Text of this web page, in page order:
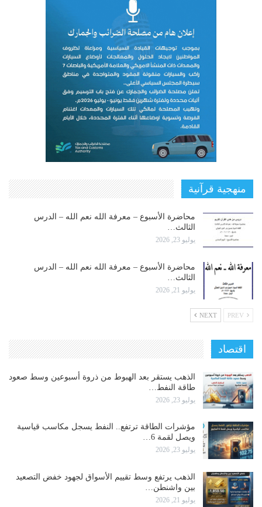
منهجية قرآنية
محاضرة الأسبوع – معرفة الله نعم الله – الدرس
الثالث…
يوليو 23, 2026
محاضرة الأسبوع – معرفة الله نعم الله – الدرس
الثالث…
يوليو 21, 2026
NEXT
اقتصاد
الذهب يستقر بعد الهبوط من ذروة أسبوعين وسط صعود
طاقة النفط…
يوليو 23, 2026
مؤشرات الطاقة ترتفع.. النفط يسجل مكاسب قياسية
ويصل لقمة 6…
يوليو 23, 2026
الذهب يرتفع وسط تقييم الأسواق لجهود خفض التصعيد
بين واشنطن…
يوليو 21, 2026